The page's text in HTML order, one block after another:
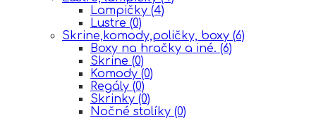
Lampičky (4)
Lustre (0)
Skrine,komody,poličky, boxy (6)
Boxy na hračky a iné. (6)
Skrine (0)
Komody (0)
Regály (0)
Skrinky (0)
Nočné stolíky (0)